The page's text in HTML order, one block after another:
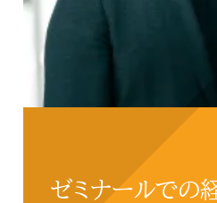
ゼミナールでの